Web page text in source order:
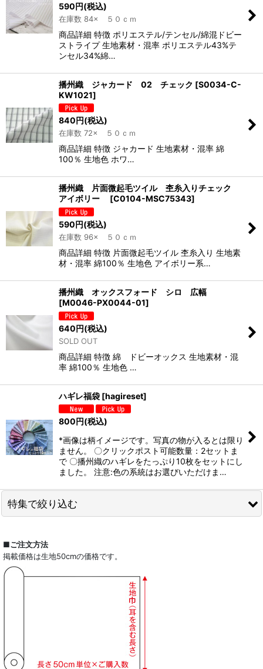
590円(税込)
在庫数 84× ５０ｃｍ
商品詳細 特徴 ポリエステル/テンセル/綿混ドビー
ストライプ 生地素材・混率 ポリエステル43%テ
ンセル34%綿…
播州織 ジャカード 02 チェック [S0034-C-
KW1021]
840円(税込)
在庫数 72× ５０ｃｍ
商品詳細 特徴 ジャカード 生地素材・混率 綿
100％ 生地色 ホワ…
播州織 片面微起毛ツイル 杢糸入りチェック
アイボリー
[C0104-MSC75343]
590円(税込)
在庫数 96× ５０ｃｍ
商品詳細 特徴 片面微起毛ツイル 杢糸入り 生地素
材・混率 綿100％ 生地色 アイボリー系…
播州織 オックスフォード シロ 広幅
[M0046-PX0044-01]
640円(税込)
SOLD OUT
商品詳細 特徴 綿 ドビーオックス 生地素材・混
率 綿100％ 生地色 …
ハギレ福袋 [hagireset]
800円(税込)
*画像は柄イメージです。写真の物が入るとは限り
ません。 〇クリックポスト可能数量：2セットま
で 〇播州織のハギレをたっぷり10枚をセットにし
ました。 注意:色の系統はお選びいただけま…
特集で絞り込む
ドレスシャツ
コート・ボトム・バッグ
■ご注文方法
掲載価格は生地50cmの価格です。